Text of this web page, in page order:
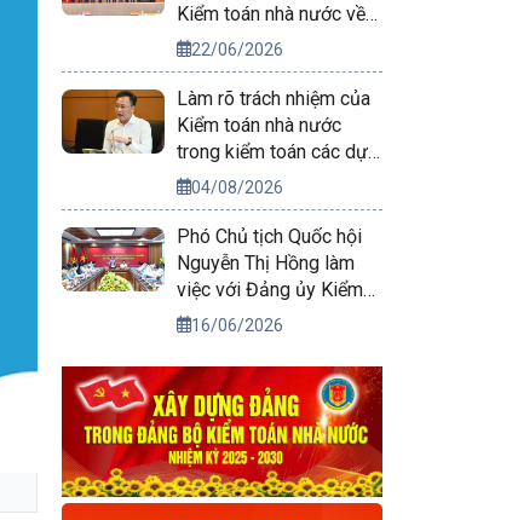
Kiểm toán nhà nước về
công tác cán bộ
22/06/2026
Làm rõ trách nhiệm của
Kiểm toán nhà nước
trong kiểm toán các dự
án phục vụ APEC 2027
04/08/2026
Phó Chủ tịch Quốc hội
Nguyễn Thị Hồng làm
việc với Đảng ủy Kiểm
toán nhà nước
16/06/2026